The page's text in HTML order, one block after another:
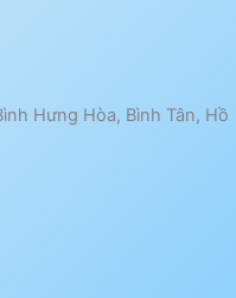
Hưng Hòa, Bình Tân, Hồ